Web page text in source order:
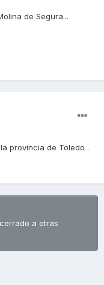
de Segura...
provincia de Toledo .
a otras